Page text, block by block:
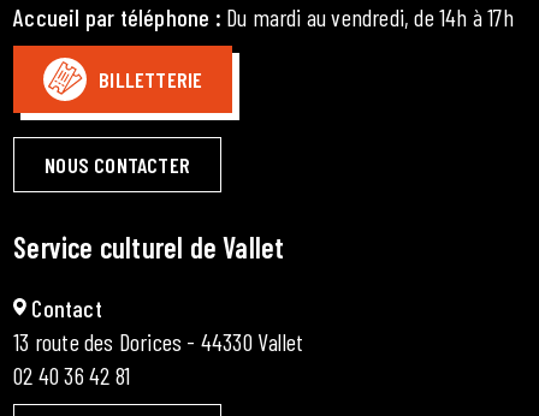
Accueil par téléphone : Du mardi au vendredi, de 14h à 17h
BILLETTERIE
NOUS CONTACTER
Service culturel de Vallet
Contact
13 route des Dorices - 44330 Vallet
02 40 36 42 81